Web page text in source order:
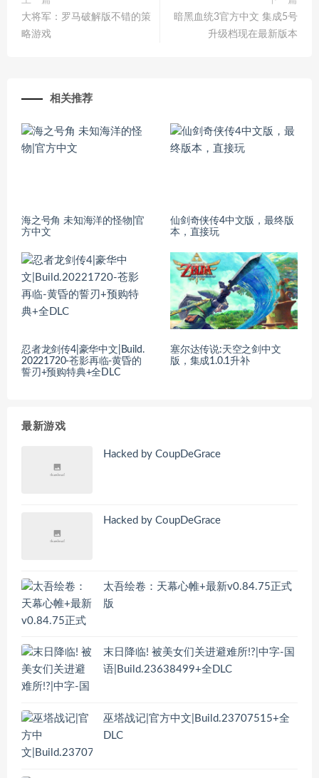
大将军：罗马破解版不错的策
略游戏
暗黑血统3官方中文 集成5号
升级档现在最新版本
相关推荐
海之号角 未知海洋的怪物|官
方中文
仙剑奇侠传4中文版，最终版
本，直接玩
忍者龙剑传4|豪华中文|Build.
20221720-苍影再临-黄昏的
誓刃+预购特典+全DLC
塞尔达传说:天空之剑中文
版，集成1.0.1升补
最新游戏
Hacked by CoupDeGrace
Hacked by CoupDeGrace
太吾绘卷：天幕心帷+最新v0.84.75正式
版
末日降临! 被美女们关进避难所!?|中字-国
语|Build.23638499+全DLC
巫塔战记|官方中文|Build.23707515+全
DLC